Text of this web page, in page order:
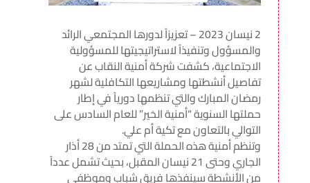
2 نيسان 2023 – تعزيزاً لدورها المجتمعي الرائد
والمسؤول وتنفيذاً لاستراتيجيتها للمسؤولية
الاجتماعية، كشفت شركة أمنية النقاب عن
تفاصيل أنشطتها ومشاريعها التكافلية لشهر
رمضان المبارك والتي تنظمها دورياً في إطار
حملتها السنوية “أمنية الخير” للعام السادس على
التوالي بالتعاون مع تكية أم علي.
وتنظم أمنية هذه الحملة التي تمتد من 28 أذار
الجاري وحتى 21 نيسان المقبل، بحيث تشمل عدداً
من الأنشطة سينفذها فريق شباب وموظفي